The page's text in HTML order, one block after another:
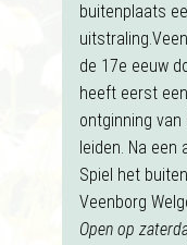
buitenplaats
de 17e eeuw
heeft eerst
ontginning
leiden. Na een
Spiel het
Veenborg
Open op